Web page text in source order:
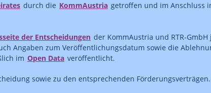
durch die KommAustria getroffen und im Anschluss
der Entscheidungen der KommAustria und RTR-GmbH
Angaben zum Veröffentlichungsdatum sowie die
im Open Data veröffentlicht.
sowie zu den entsprechenden